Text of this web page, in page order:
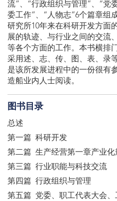
流”、“行政组织与管理”、“党
委工作”、“人物志”6个篇章组
研究所10年来在科研开发方面
展的轨迹、与行业之间的交流
等各个方面的工作。本书横排
采用述、志、传、图、表、录
是该所发展进程中的一份很有
造船业内人士阅读。
图书目录
总述
第一篇 科研开发
第二篇 生产经营第一章产业化
第三篇 行业职能与科技交流
第四篇 行政组织与管理
第五篇 党委、职工代表大会、